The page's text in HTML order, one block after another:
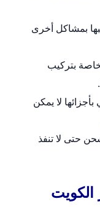
بمشاكل أخرى
بتركيب
لا يمكن
حتى لا تنفذ
الكويت